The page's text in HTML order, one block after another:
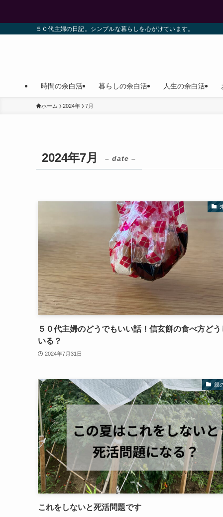
５０代主婦の日記。シンプルな暮らしを心がけています。
時間の余白活 暮らしの余白活 人生の余白活
ホーム 2024年 7月
2024年7月 – date –
５０代主婦のどうでもいい話！信玄餅の食べ方どう
いる？
2024年7月31日
親
これをしないと死活問題です